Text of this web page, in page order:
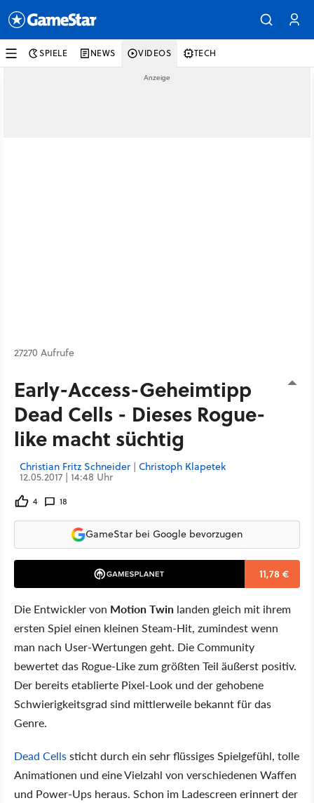
SPIELE NEWS VIDEOS TECH
27270 Aufrufe
Early-Access-Geheimtipp
Dead Cells - Dieses Rogue-
like macht süchtig
Christian Fritz Schneider | Christoph Klapetek
12.05.2017 | 14:48 Uhr
4 18
GameStar bei Google bevorzugen
11,78 €
Die Entwickler von Motion Twin landen gleich mit ihrem
ersten Spiel einen kleinen Steam-Hit, zumindest wenn
man nach User-Wertungen geht. Die Community
bewertet das Rogue-Like zum größten Teil äußerst positiv.
Der bereits etablierte Pixel-Look und der gehobene
Schwierigkeitsgrad sind mittlerweile bekannt für das
Genre.
Dead Cellssticht durch ein sehr flüssiges Spielgefühl, tolle
Animationen und eine Vielzahl von verschiedenen Waffen
und Power-Ups heraus. Schon im Ladescreen erinnert der